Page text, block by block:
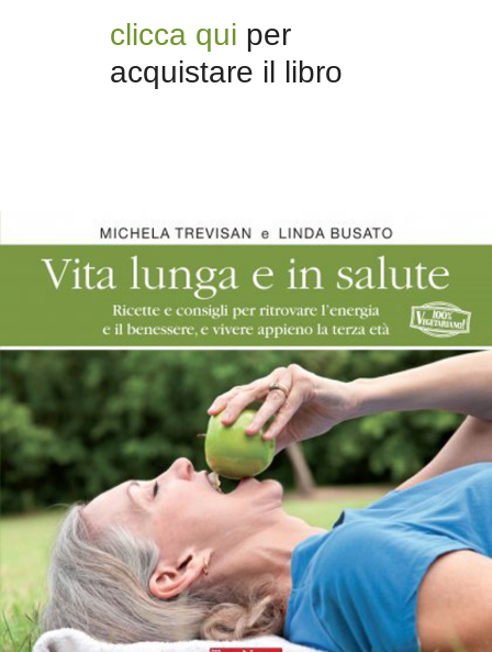
clicca qui per
acquistare il libro